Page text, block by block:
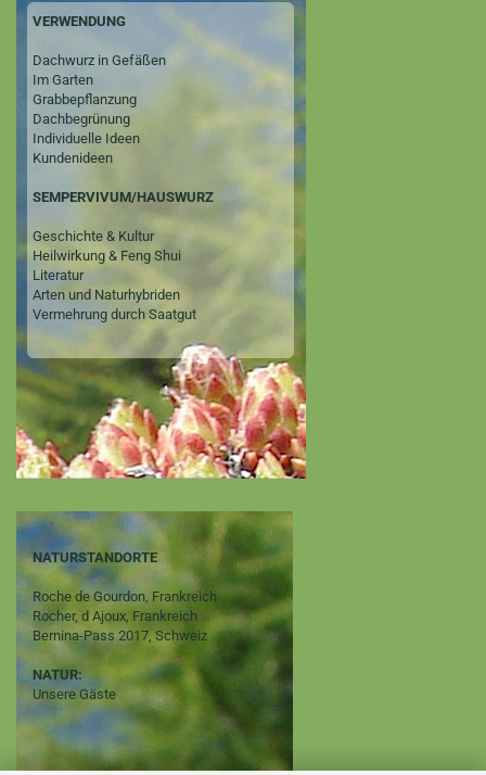
VERWENDUNG
Dachwurz in Gefäßen
Im Garten
Grabbepflanzung
Dachbegrünung
Individuelle Ideen
Kundenideen
SEMPERVIVUM/HAUSWURZ
Geschichte & Kultur
Heilwirkung & Feng Shui
Literatur
Arten und Naturhybriden
Vermehrung durch Saatgut
NATURSTANDORTE
Roche de Gourdon, Frankreich
Rocher, d Ajoux, Frankreich
Bernina-Pass 2017, Schweiz
NATUR:
Unsere Gäste